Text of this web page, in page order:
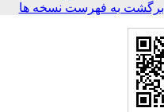
به فهرست نسخه ها